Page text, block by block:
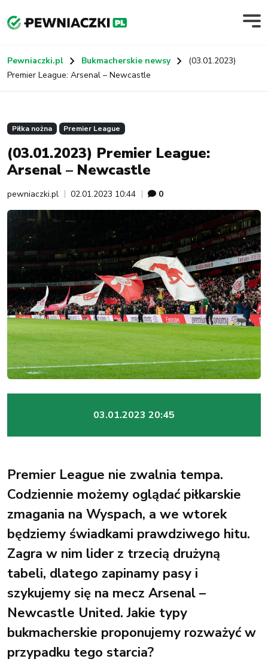
Pewniaczki.pl Bukmacherskie newsy
(03.01.2023)
Premier League: Arsenal – Newcastle
Piłka nożna Premier League
(03.01.2023) Premier League:
Arsenal – Newcastle
pewniaczki.pl 02.01.2023 10:44 0
03.01.2023 20:45
Premier League nie zwalnia tempa.
Codziennie możemy oglądać piłkarskie
zmagania na Wyspach, a we wtorek
będziemy świadkami prawdziwego hitu.
Zagra w nim lider z trzecią drużyną
tabeli, dlatego zapinamy pasy i
szykujemy się na mecz Arsenal –
Newcastle United. Jakie typy
bukmacherskie proponujemy rozważyć w
przypadku tego starcia?